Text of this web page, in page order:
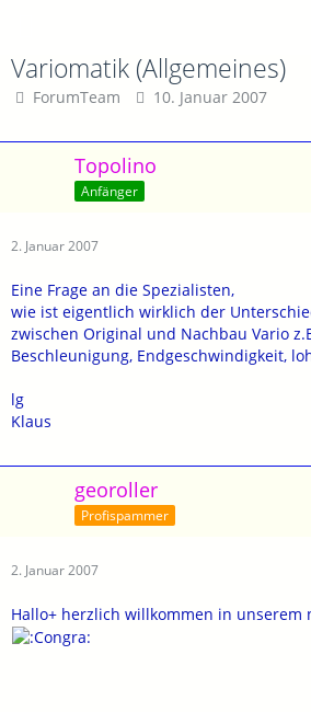
Variomatik (Allgemeines)
ForumTeam 10. Januar 2007
Topolino
Anfänger
2. Januar 2007
Eine Frage an die Spezialisten,
wie ist eigentlich wirklich der
zwischen Original und Nachbau Vario
Beschleunigung, Endgeschwindigkeit,
lg
Klaus
georoller
Profispammer
2. Januar 2007
Hallo+ herzlich willkommen in unserem